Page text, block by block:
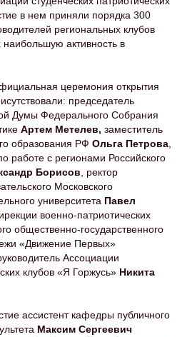
в нем приняли порядка 300
региональных клубов
активность в
церемония открытия
председатель
Думы Федерального Собрания
Артем Метелев, заместитель
образования РФ Ольга Петрова
работе с регионами Российского
Борисов , ректор
Московского
университета Павел
военно-патриотических
общественно-государственного
«Движение Первых»
Ассоциации
клубов «Я Горжусь» Никита
ассистент кафедры публичного
Максим Сергеевич